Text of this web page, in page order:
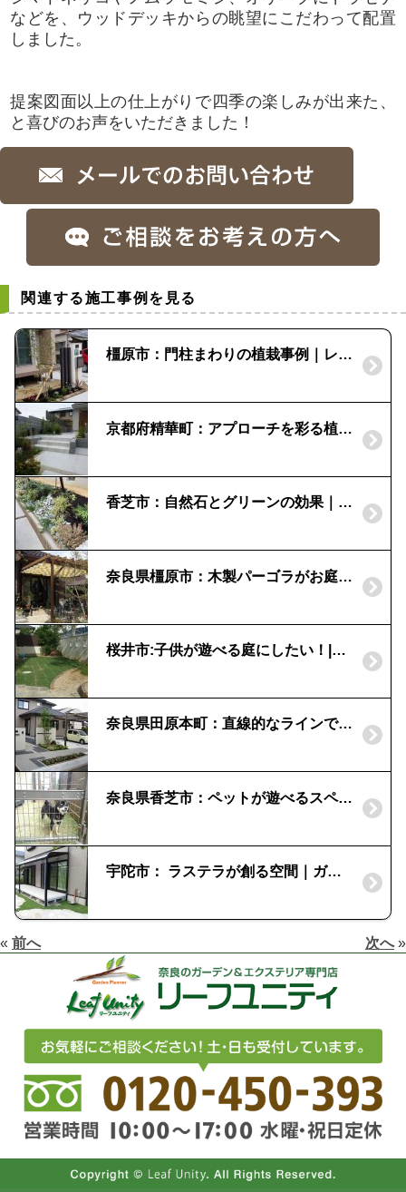
などを、ウッドデッキからの眺望にこだわって配置
しました。
提案図面以上の仕上がりで四季の楽しみが出来た、
と喜びのお声をいただきました！
関連する施工事例を見る
橿原市：門柱まわりの植栽事例｜レンガで花壇を
京都府精華町：アプローチを彩る植栽 | 低木と下草
香芝市：自然石とグリーンの効果｜植栽工事
奈良県橿原市：木製パーゴラがお庭に調和｜ナチュラルなリビングガーデン
桜井市:子供が遊べる庭にしたい！|芝生とレンガの砂場
奈良県田原本町：直線的なラインでスタイリッシュな外構スタイル｜ソヨゴのシンボルツリー
奈良県香芝市：ペットが遊べるスペースを｜目かくしフェンス
宇陀市： ラステラが創る空間｜ガーデンリフォームで癒しの過ごせる庭に
« 前へ 次へ»